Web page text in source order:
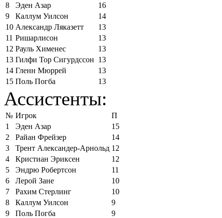
8
Эден Азар
16
9
Каллум Уилсон
14
10 Александр Ляказетт
13
11 Ришарлисон
13
12 Рауль Хименес
13
13 Гилфи Тор Сигурдссон 13
14 Гленн Мюррей
13
15 Поль Погба 13
Ассистенты:
№ Игрок
П
1
Эден Азар
15
2
Райан Фрейзер
14
3
Трент Александер-Арнольд 12
4
Кристиан Эриксен
12
5
Эндрю Робертсон
11
6
Лерой Зане
10
7
Рахим Стерлинг
10
8
Каллум Уилсон
9
9
Поль Погба
9